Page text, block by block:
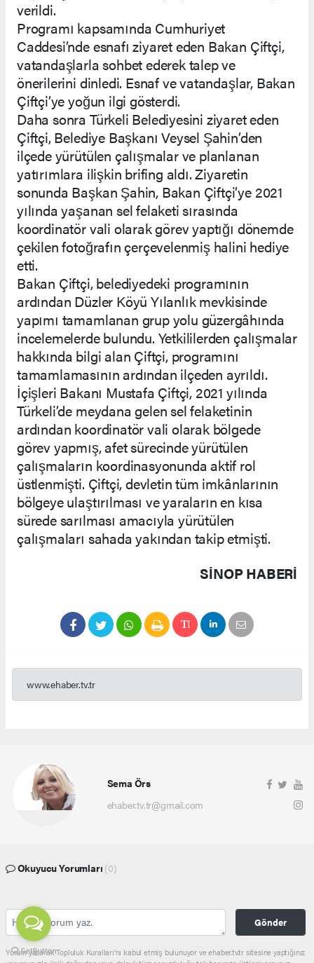
verildi.
Programı kapsamında Cumhuriyet
Caddesi’nde esnafı ziyaret eden Bakan Çiftçi,
vatandaşlarla sohbet ederek talep ve
önerilerini dinledi. Esnaf ve vatandaşlar, Bakan
Çiftçi’ye yoğun ilgi gösterdi.
Daha sonra Türkeli Belediyesini ziyaret eden
Çiftçi, Belediye Başkanı Veysel Şahin’den
ilçede yürütülen çalışmalar ve planlanan
yatırımlara ilişkin brifing aldı. Ziyaretin
sonunda Başkan Şahin, Bakan Çiftçi’ye 2021
yılında yaşanan sel felaketi sırasında
koordinatör vali olarak görev yaptığı dönemde
çekilen fotoğrafın çerçevelenmiş halini hediye
etti.
Bakan Çiftçi, belediyedeki programının
ardından Düzler Köyü Yılanlık mevkisinde
yapımı tamamlanan grup yolu güzergâhında
incelemelerde bulundu. Yetkililerden çalışmalar
hakkında bilgi alan Çiftçi, programını
tamamlamasının ardından ilçeden ayrıldı.
İçişleri Bakanı Mustafa Çiftçi, 2021 yılında
Türkeli’de meydana gelen sel felaketinin
ardından koordinatör vali olarak bölgede
görev yapmış, afet sürecinde yürütülen
çalışmaların koordinasyonunda aktif rol
üstlenmişti. Çiftçi, devletin tüm imkânlarının
bölgeye ulaştırılması ve yaraların en kısa
sürede sarılması amacıyla yürütülen
çalışmaları sahada yakından takip etmişti.
SINOP HABERİ
www.ehaber.tv.tr
Sema Örs
ehaber.tv.tr@gmail.com
Okuyucu Yorumları (0)
Gönder
Yorum yazarak Topluluk Kuralları’nı kabul etmiş bulunuyor ve ehaber.tv.tr sitesine yaptığınız